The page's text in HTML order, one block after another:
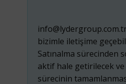
bizimle iletişime
Satınalma sürecinden
aktif hale getirilecek
sürecinin